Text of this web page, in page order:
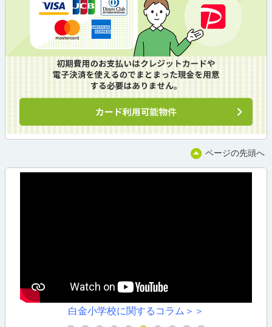
ページの先頭へ
白金小学校に関するコラム＞＞